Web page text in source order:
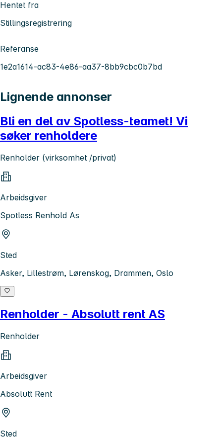
Hentet fra
Stillingsregistrering
Referanse
1e2a1614-ac83-4e86-aa37-8bb9cbc0b7bd
Lignende annonser
Bli en del av Spotless-teamet! Vi
søker renholdere
Renholder (virksomhet /privat)
Arbeidsgiver
Spotless Renhold As
Sted
Asker, Lillestrøm, Lørenskog, Drammen, Oslo
Renholder - Absolutt rent AS
Renholder
Arbeidsgiver
Absolutt Rent
Sted